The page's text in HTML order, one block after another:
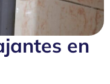
en